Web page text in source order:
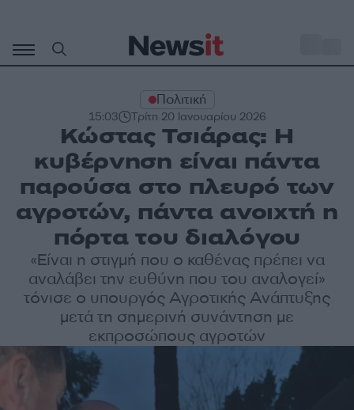
περιεχόμενο
Πολιτική
15:03 Τρίτη 20 Ιανουαρίου 2026
Κώστας Τσιάρας: Η
κυβέρνηση είναι πάντα
παρούσα στο πλευρό των
αγροτών, πάντα ανοιχτή η
πόρτα του διαλόγου
«Είναι η στιγμή που ο καθένας πρέπει να
αναλάβει την ευθύνη που του αναλογεί»
τόνισε ο υπουργός Αγροτικής Ανάπτυξης
μετά τη σημερινή συνάντηση με
εκπροσώπους αγροτών